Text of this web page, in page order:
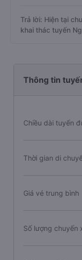
Trả lời: Hiện tại
khai thác tuyến
Thông tin
Chiều dài tuyến
Thời gian di
Giá vé trung bình
Số lượng chuyến